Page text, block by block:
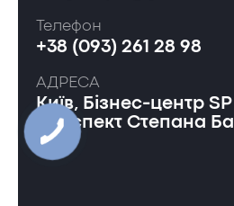
Телефон
+38 (093) 261 28 98
АДРЕСА
Київ, Бізнес-центр SP
проспект Степана